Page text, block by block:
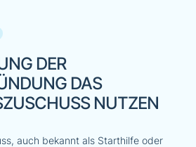
DER
DAS
NUTZEN
auch bekannt als Starthilfe oder